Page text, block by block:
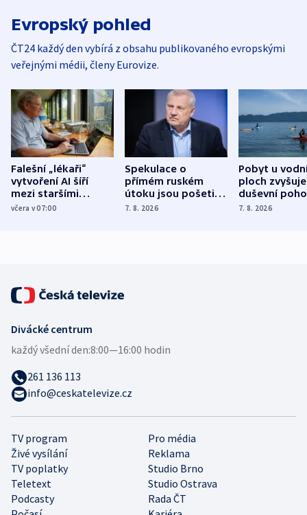
Evropský pohled
ČT24 každý den vybírá z obsahu publikovaného evropskými
veřejnými médii, členy Eurovize.
Falešní „lékaři“
vytvoření AI šíří
mezi staršími
Poláky nebezpečné
včera v 07:00
Spekulace o
přímém ruském
útoku jsou pošetilé,
míní estonský
7. 8. 2026
Pobyt u
ploch zvyšuje
duševní
ukázala
7. 8. 2026
TV program
Pro média
Živé vysílání
Reklama
TV poplatky
Studio Brno
Teletext
Studio Ostrava
Podcasty
Rada ČT
Divácké centrum
každý všední den:8:00—16:00 hodin
261 136 113
info@ceskatelevize.cz